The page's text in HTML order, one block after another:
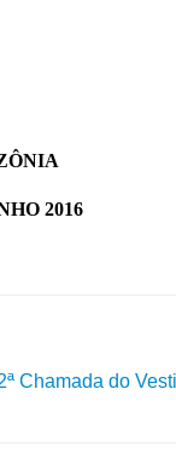
2016
Chamada do